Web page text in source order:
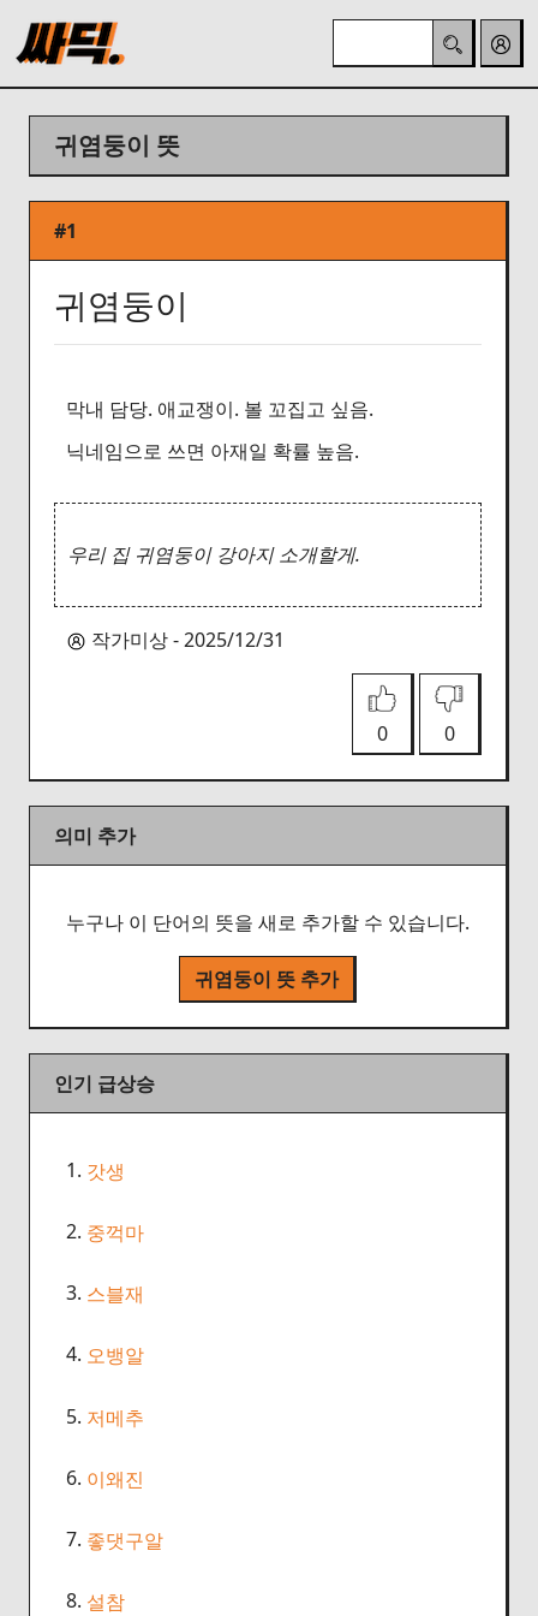
귀염둥이 뜻
#1
귀염둥이
막내 담당. 애교쟁이. 볼 꼬집고 싶음.
닉네임으로 쓰면 아재일 확률 높음.
우리 집 귀염둥이 강아지 소개할게.
작가미상 - 2025/12/31
0 0
의미 추가
누구나 이 단어의 뜻을 새로 추가할 수 있습니다.
귀염둥이 뜻 추가
인기 급상승
1. 갓생
2. 중꺽마
3. 스블재
4. 오뱅알
5. 저메추
6. 이왜진
7. 좋댓구알
8. 설참